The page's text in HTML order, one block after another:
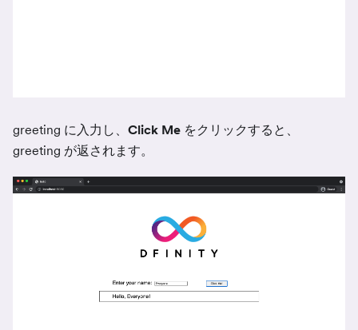
greeting に入力し、 Click Me をクリックすると、
greeting が返されます。